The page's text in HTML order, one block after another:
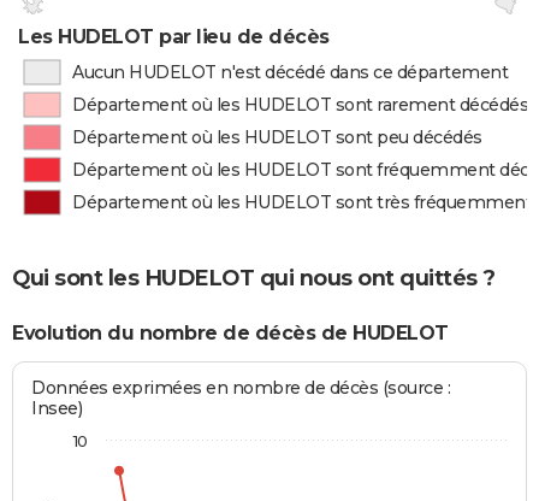
Les HUDELOT par lieu de décès
Aucun HUDELOT n'est décédé dans ce département
Département où les HUDELOT sont rarement décédés
Département où les HUDELOT sont peu décédés
Département où les HUDELOT sont fréquemment
Département où les HUDELOT sont très fréquemment
Qui sont les HUDELOT qui nous ont quittés ?
Evolution du nombre de décès de HUDELOT
Données exprimées en nombre de décès (source :
Insee)
10